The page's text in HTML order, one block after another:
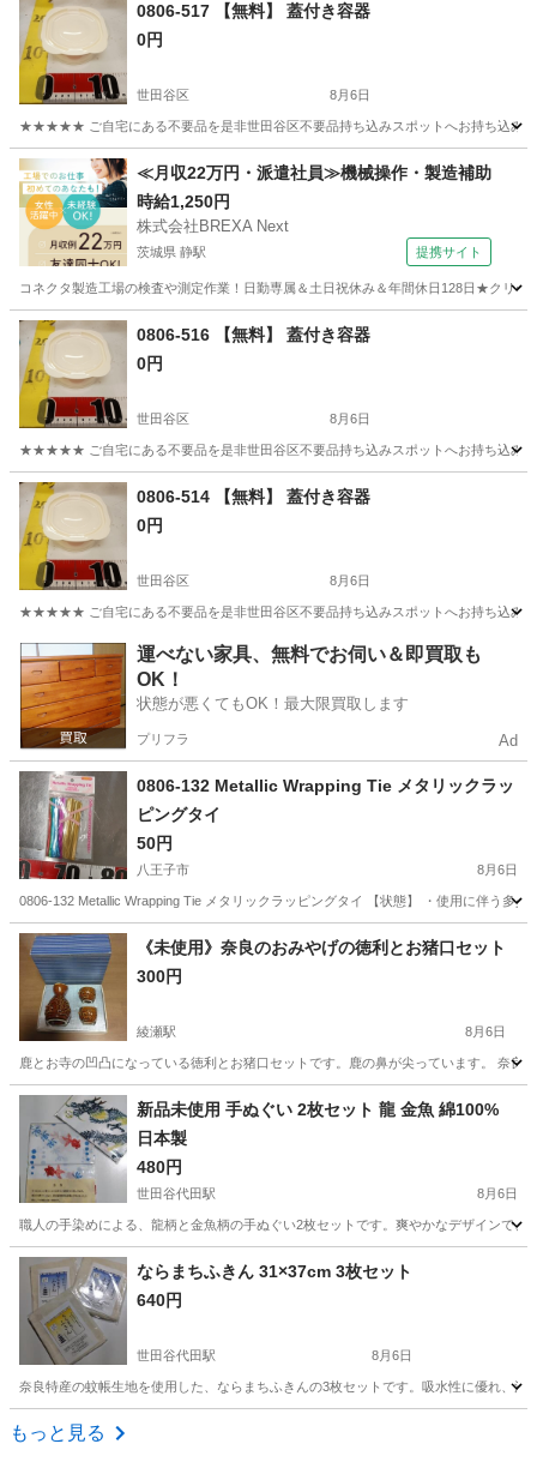
0806-517 【無料】 蓋付き容器
0円
世田谷区 8月6日
★★★★★ ご自宅にある不要品を是非世田谷区不要品持ち込みスポットへお持ち込みし
東京 世田谷区 家庭用品
≪月収22万円・派遣社員≫機械操作・製造補助
時給1,250円
株式会社BREXA Next
茨城県 静駅 提携サイト
コネクタ製造工場の検査や測定作業！日勤専属＆土日祝休み＆年間休日128日★クリ
茨城 常陸大宮市 その他
0806-516 【無料】 蓋付き容器
0円
世田谷区 8月6日
★★★★★ ご自宅にある不要品を是非世田谷区不要品持ち込みスポットへお持ち込みし
東京 世田谷区 0806-514 【無料】 蓋付き容器
0円
世田谷区 8月6日
★★★★★ ご自宅にある不要品を是非世田谷区不要品持ち込みスポットへお持ち込みし
東京 世田谷区 家庭用品
運べない家具、無料でお伺い＆即買取も
OK！
状態が悪くてもOK！最大限買取します
プリフラ Ad
0806-132 Metallic Wrapping Tie メタリックラッ
ピングタイ
50円
八王子市 8月6日
0806-132 Metallic Wrapping Tie メタリックラッピングタイ 【状態】 ・使用に伴う多
東京 八王子市 ラッピング用品 現地
《未使用》奈良のおみやげの徳利とお猪口セット
300円
綾瀬駅 8月6日
鹿とお寺の凹凸になっている徳利とお猪口セットです。鹿の鼻が尖っています。 奈
東京 足立区 綾瀬駅 食器 お土産
新品未使用 手ぬぐい 2枚セット 龍 金魚 綿100%
日本製
480円
世田谷代田駅 8月6日
職人の手染めによる、龍柄と金魚柄の手ぬぐい2枚セットです。爽やかなデザインで
東京 世田谷区 世田谷代田駅
ならまちふきん 31×37cm 3枚セット
640円
世田谷代田駅 8月6日
奈良特産の蚊帳生地を使用した、ならまちふきんの3枚セットです。吸水性に優れ、
東京 世田谷区
もっと見る